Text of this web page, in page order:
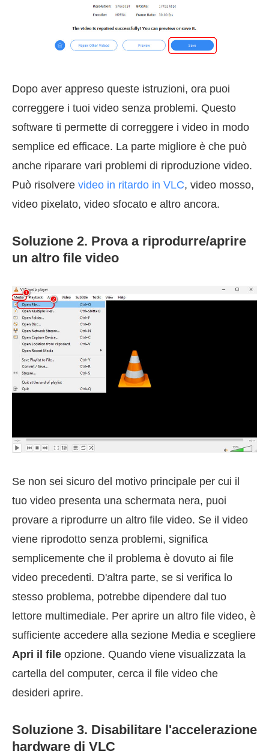
Dopo aver appreso queste istruzioni, ora puoi
correggere i tuoi video senza problemi. Questo
software ti permette di correggere i video in modo
semplice ed efficace. La parte migliore è che può
anche riparare vari problemi di riproduzione video.
Può risolvere video in ritardo in VLC, video mosso,
video pixelato, video sfocato e altro ancora.
Soluzione 2. Prova a riprodurre/aprire
un altro file video
Se non sei sicuro del motivo principale per cui il
tuo video presenta una schermata nera, puoi
provare a riprodurre un altro file video. Se il video
viene riprodotto senza problemi, significa
semplicemente che il problema è dovuto ai file
video precedenti. D'altra parte, se si verifica lo
stesso problema, potrebbe dipendere dal tuo
lettore multimediale. Per aprire un altro file video, è
sufficiente accedere alla sezione Media e scegliere
Apri il file opzione. Quando viene visualizzata la
cartella del computer, cerca il file video che
desideri aprire.
Soluzione 3. Disabilitare l'accelerazione
hardware di VLC